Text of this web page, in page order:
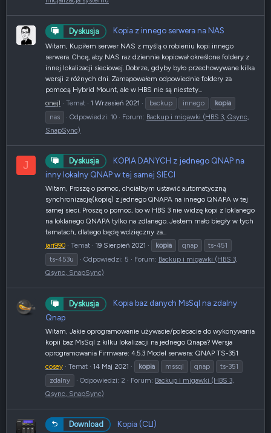
Dyskusja Kopia z innego serwera na NAS
Witam, Kupiłem serwer NAS z myślą o robieniu kopi innego
serwera. Chcę, aby NAS raz dziennie kopiował określone foldery z
innej lokalizacji sieciowej. Dobrze, gdyby było przechowywane kilka
wersji z różnych dni. Zamapowałem odpowiednie foldery za
pomocą Hybrid Mount, ale w HBS nie są niestety...
onejl
Temat 1 Wrzesień 2021 backup innego
kopia
nas
Odpowiedzi: 10 Forum: Backup i migawki (HBS 3, Qsync,
SnapSync)
J Dyskusja
KOPIA DANYCH z jednego QNAP na
inny lokalny QNAP w tej samej SIECI
Witam, Proszę o pomoc, chciałbym ustawić automatyczną
synchronizację(kopię) z jednego QNAPA na innego QNAPA w tej
samej sieci. Proszę o pomoc, bo w HBS 3 nie widzę kopi z loklanego
na loklanego QNAPA tylko na zdlanego. Jestem mało biegły w tych
tematach, dlatego będę wdzięczny za...
jari990
Temat 19 Sierpień 2021 kopia qnap
ts-451
ts-453u
Odpowiedzi: 5 Forum: Backup i migawki (HBS 3,
Qsync, SnapSync)
Dyskusja
Kopia baz danych MsSql na zdalny
Qnap
Witam, Jakie oprogramowanie używacie/polecacie do wykonywania
kopii baz MsSql z kilku lokalizacji na jednego Qnapa? Wersja
oprogramowania Firmware: 4.5.3 Model serwera: QNAP TS-351
cosey
Temat 14 Maj 2021 kopia mssql qnap
ts-351
zdalny
Odpowiedzi: 2 Forum: Backup i migawki (HBS 3,
Qsync, SnapSync)
Download Kopia (CLI)